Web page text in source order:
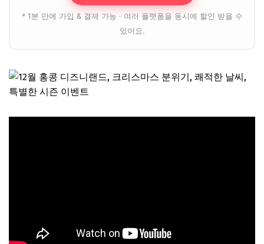
* 1분 만에 가입 & 결제 가능 · 여러 플랫폼을 동시에 할인 받을 수
있어요.